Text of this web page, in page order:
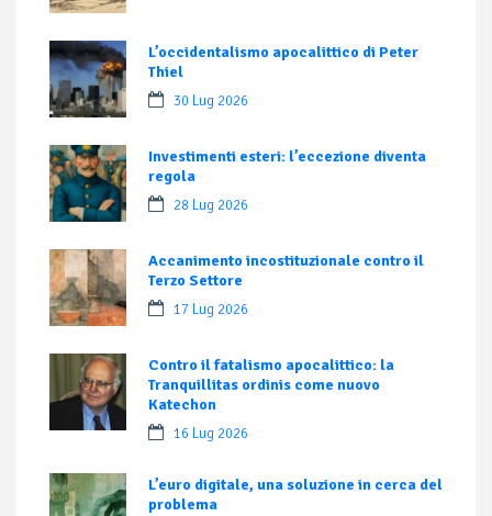
L’occidentalismo apocalittico di Peter
Thiel
30 Lug 2026
Investimenti esteri: l’eccezione diventa
regola
28 Lug 2026
Accanimento incostituzionale contro il
Terzo Settore
17 Lug 2026
Contro il fatalismo apocalittico: la
Tranquillitas ordinis come nuovo
Katechon
16 Lug 2026
L’euro digitale, una soluzione in cerca del
problema